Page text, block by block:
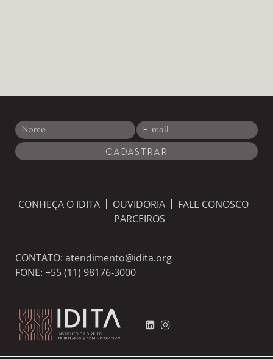
CONHEÇA O IDITA OUVIDORIA
FALE CONOSCO
PARCEIROS
CONTATO: atendimento@idita.org
FONE: +55 (11) 98176-3000